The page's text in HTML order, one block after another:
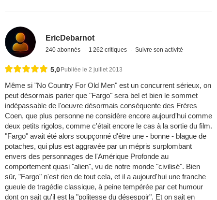
EricDebarnot
240 abonnés 1 262 critiques Suivre son activité
5,0 Publiée le 2 juillet 2013
Même si "No Country For Old Men" est un concurrent sérieux, on
peut désormais parier que "Fargo" sera bel et bien le sommet
indépassable de l'oeuvre désormais conséquente des Frères
Coen, que plus personne ne considère encore aujourd'hui comme
deux petits rigolos, comme c'était encore le cas à la sortie du film.
"Fargo" avait été alors soupçonné d'être une - bonne - blague de
potaches, qui plus est aggravée par un mépris surplombant
envers des personnages de l'Amérique Profonde au
comportement quasi "alien", vu de notre monde "civilisé". Bien
sûr, "Fargo" n'est rien de tout cela, et il a aujourd'hui une franche
gueule de tragédie classique, à peine tempérée par cet humour
dont on sait qu'il est la "politesse du désespoir". Et on sait en